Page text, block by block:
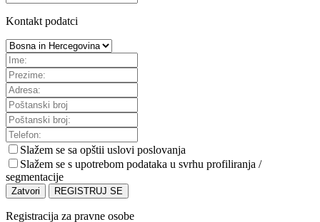
Kontakt podatci
Slažem se sa opštii uslovi poslovanja
Slažem se s upotrebom podataka u svrhu profiliranja /
segmentacije
Zatvori REGISTRUJ SE
Registracija za pravne osobe